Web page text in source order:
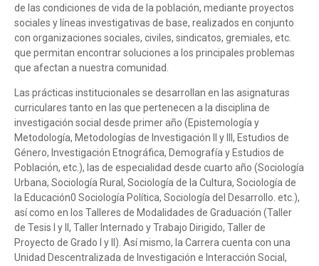
de las condiciones de vida de la población, mediante proyectos
sociales y líneas investigativas de base, realizados en conjunto
con organizaciones sociales, civiles, sindicatos, gremiales, etc.
que permitan encontrar soluciones a los principales problemas
que afectan a nuestra comunidad.
Las prácticas institucionales se desarrollan en las asignaturas
curriculares tanto en las que pertenecen a la disciplina de
investigación social desde primer año (Epistemología y
Metodología, Metodologías de Investigación II y III, Estudios de
Género, Investigación Etnográfica, Demografía y Estudios de
Población, etc.), las de especialidad desde cuarto año (Sociología
Urbana, Sociología Rural, Sociología de la Cultura, Sociología de
la Educación0 Sociología Política, Sociología del Desarrollo. etc.),
así como en los Talleres de Modalidades de Graduación (Taller
de Tesis I y II, Taller Internado y Trabajo Dirigido, Taller de
Proyecto de Grado I y II). Así mismo, la Carrera cuenta con una
Unidad Descentralizada de Investigación e Interacción Social,